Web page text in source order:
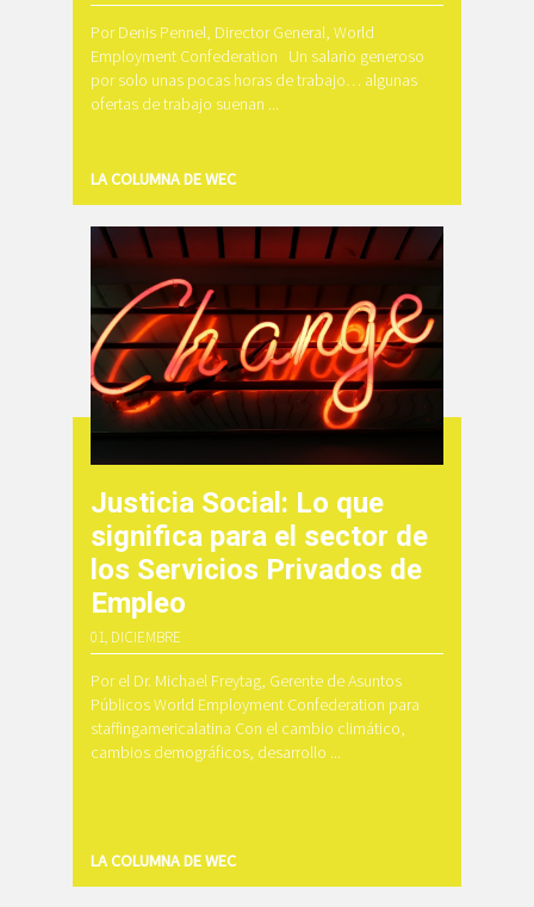
LA COLUMNA DE WEC
Por Denis Pennel, Director General, World
Employment Confederation Un salario generoso
por solo unas pocas horas de trabajo… algunas
ofertas de trabajo suenan ...
LA COLUMNA DE WEC
Justicia Social: Lo que
significa para el sector de
los Servicios Privados de
Empleo
01, DICIEMBRE
Por el Dr. Michael Freytag, Gerente de Asuntos
Públicos World Employment Confederation para
staffingamericalatina Con el cambio climático,
cambios demográficos, desarrollo ...